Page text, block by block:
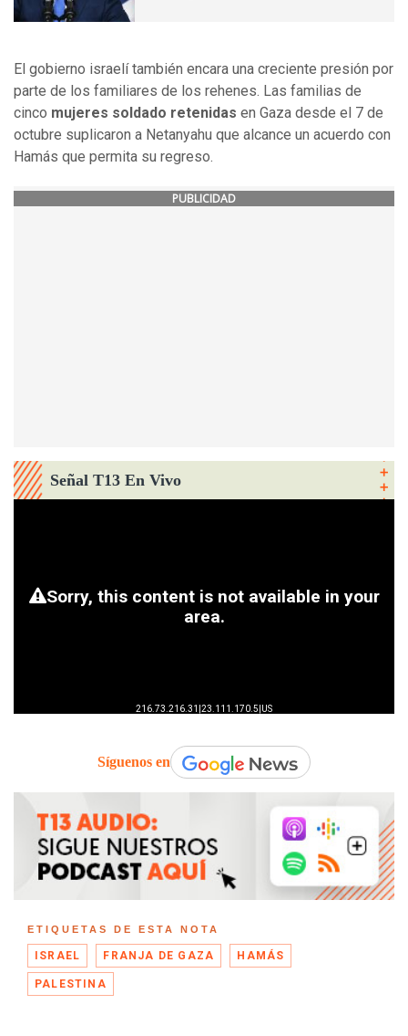
El gobierno israelí también encara una creciente presión por
parte de los familiares de los rehenes. Las familias de
cinco mujeres soldado retenidas en Gaza desde el 7 de
octubre suplicaron a Netanyahu que alcance un acuerdo con
Hamás que permita su regreso.
PUBLICIDAD
Señal T13 En Vivo
Síguenos en
ETIQUETAS DE ESTA NOTA
ISRAEL FRANJA DE GAZA HAMÁS
PALESTINA